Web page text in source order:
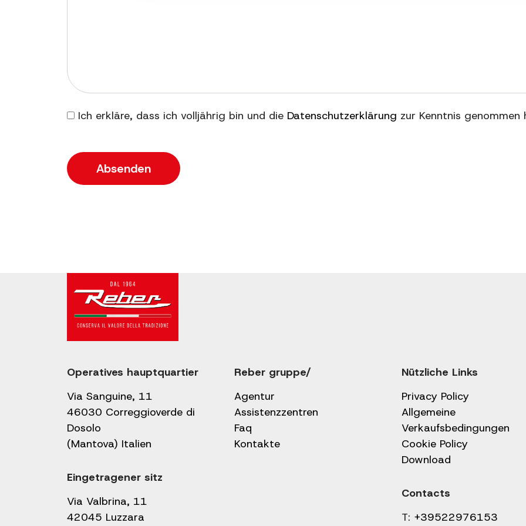
Ich erkläre, dass ich volljährig bin und die Datenschutzerklärung zur Kenntnis genommen
Operatives hauptquartier
Via Sanguine, 11
46030 Correggioverde di
Dosolo
(Mantova) Italien
Eingetragener sitz
Via Valbrina, 11
42045 Luzzara
Reber gruppe/
Agentur
Assistenzzentren
Faq
Kontakte
Nützliche Links
Privacy Policy
Allgemeine
Verkaufsbedingungen
Cookie Policy
Download
Contacts
T: +39522976153